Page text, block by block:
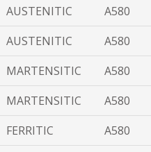
AUSTENITIC A580
AUSTENITIC A580
MARTENSITIC A580
MARTENSITIC A580
FERRITIC A580